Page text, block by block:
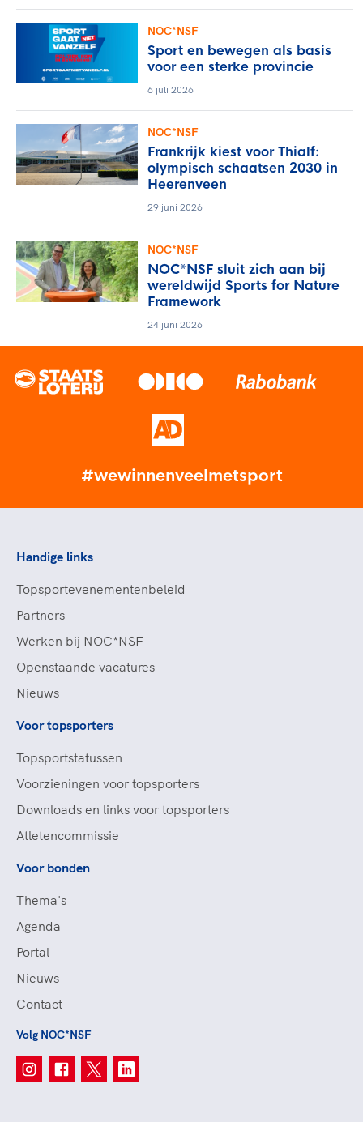
NOC*NSF
Sport en bewegen als basis
voor een sterke provincie
6 juli 2026
NOC*NSF
Frankrijk kiest voor Thialf:
olympisch schaatsen 2030 in
Heerenveen
29 juni 2026
NOC*NSF
NOC*NSF sluit zich aan bij
wereldwijd Sports for Nature
Framework
24 juni 2026
#wewinnenveelmetsport
Handige links
Topsportevenementenbeleid
Partners
Werken bij NOC*NSF
Openstaande vacatures
Nieuws
Voor topsporters
Topsportstatussen
Voorzieningen voor topsporters
Downloads en links voor topsporters
Atletencommissie
Voor bonden
Thema's
Agenda
Portal
Nieuws
Contact
Volg NOC*NSF